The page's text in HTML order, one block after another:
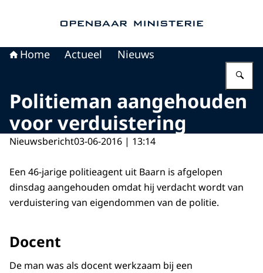
Home Actueel Nieuws
Politieman aangehouden
voor verduistering
Nieuwsbericht03-06-2016 | 13:14
Een 46-jarige politieagent uit Baarn is afgelopen
dinsdag aangehouden omdat hij verdacht wordt van
verduistering van eigendommen van de politie.
Docent
De man was als docent werkzaam bij een